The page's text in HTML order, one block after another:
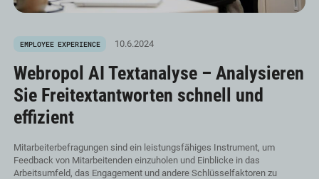
EMPLOYEE EXPERIENCE 10.6.2024
Webropol AI Textanalyse – Analysieren
Sie Freitextantworten schnell und
effizient
Mitarbeiterbefragungen sind ein leistungsfähiges Instrument, um
Feedback von Mitarbeitenden einzuholen und Einblicke in das
Arbeitsumfeld, das Engagement und andere Schlüsselfaktoren zu